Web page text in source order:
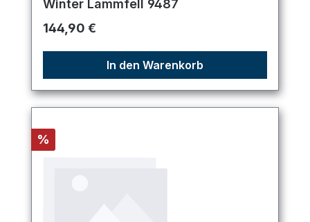
Winter Lammfell 9487
Regulärer Preis:
144,90 €
In den Warenkorb
Rabatt
%